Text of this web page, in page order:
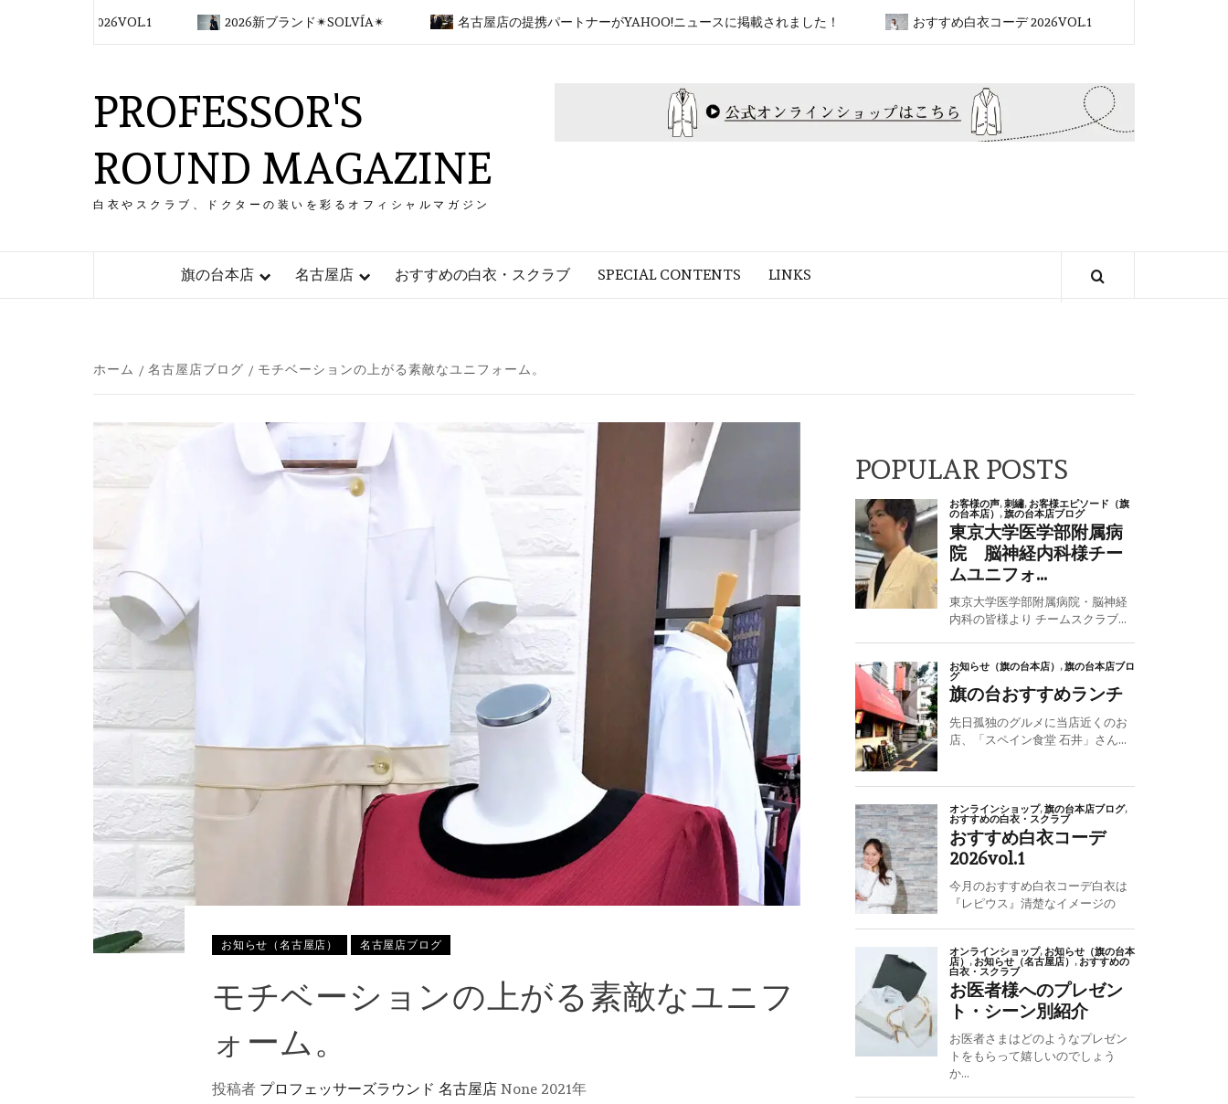
ーデ 2026VOL.1 2026新ブランド✴︎SOLVÍA✴︎ 名古屋店の提携パートナーがYAHOO!ニュースに掲載されました！ おすすめ白衣コーデ 2026VOL.1
PROFESSOR'S
ROUND MAGAZINE
白衣やスクラブ、ドクターの装いを彩るオフィシャルマガジン
旗の台本店 名古屋店 おすすめの白衣・スクラブ SPECIAL CONTENTS LINKS
ホーム 名古屋店ブログ モチベーションの上がる素敵なユニフォーム。
お知らせ（名古屋店） 名古屋店ブログ
モチベーションの上がる素敵なユニフ
ォーム。
投稿者 プロフェッサーズラウンド 名古屋店 None 2021年
POPULAR POSTS